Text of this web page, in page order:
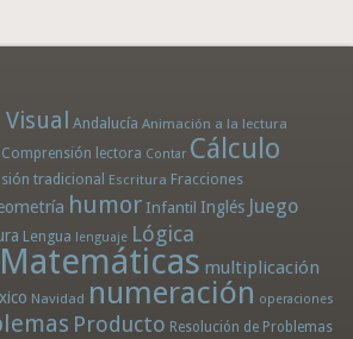
Andalucía Animación a la lectura
Comprensión lectora Contar Cálculo
tradicional Escritura Fracciones
humor Infantil Inglés Juego
Lengua lenguaje Lógica
Matemáticas multiplicación
Navidad numeración operaciones
Producto Resolución de Problemas